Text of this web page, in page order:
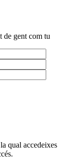
de gent com tu
qual accedeixes